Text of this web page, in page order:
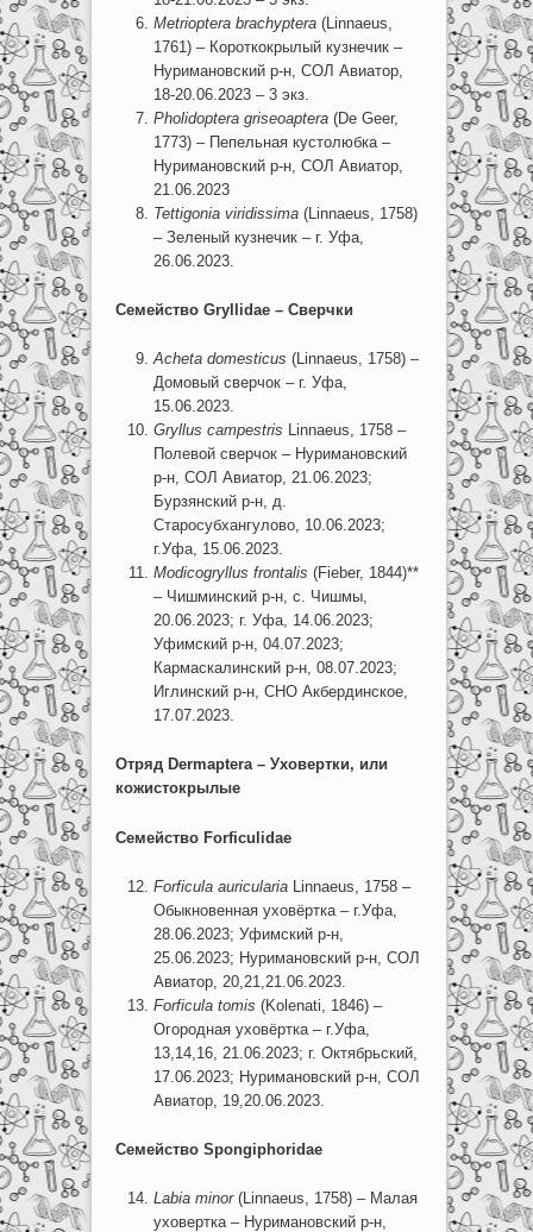
Metrioptera brachyptera(Linnaeus,
1761) – Короткокрылый кузнечик –
Нуримановский р-н, СОЛ Авиатор,
18-20.06.2023 – 3 экз.
Pholidoptera griseoaptera(De Geer,
1773) – Пепельная кустолюбка –
Нуримановский р-н, СОЛ Авиатор,
21.06.2023
Tettigonia viridissima(Linnaeus, 1758)
– Зеленый кузнечик – г. Уфа,
26.06.2023.
Семейство Gryllidae – Сверчки
Acheta domesticus(Linnaeus, 1758) –
Домовый сверчок – г. Уфа,
15.06.2023.
Gryllus campestris Linnaeus, 1758 –
Полевой сверчок – Нуримановский
р-н, СОЛ Авиатор, 21.06.2023;
Бурзянский р-н, д.
Старосубхангулово, 10.06.2023;
г.Уфа, 15.06.2023.
Modicogryllus frontalis (Fieber, 1844)**
– Чишминский р-н, с. Чишмы,
20.06.2023; г. Уфа, 14.06.2023;
Уфимский р-н, 04.07.2023;
Кармаскалинский р-н, 08.07.2023;
Иглинский р-н, СНО Акбердинское,
17.07.2023.
Отряд Dermaptera – Уховертки, или
кожистокрылые
Семейство Forficulidae
Forficula auricularia Linnaeus, 1758 –
Обыкновенная уховёртка – г.Уфа,
28.06.2023; Уфимский р-н,
25.06.2023; Нуримановский р-н, СОЛ
Авиатор, 20,21,21.06.2023.
Forficula tomis(Kolenati, 1846) –
Огородная уховёртка – г.Уфа,
13,14,16, 21.06.2023; г. Октябрьский,
17.06.2023; Нуримановский р-н, СОЛ
Авиатор, 19,20.06.2023.
Семейство Spongiphoridae
Labia minor(Linnaeus, 1758) – Малая
уховертка – Нуримановский р-н,